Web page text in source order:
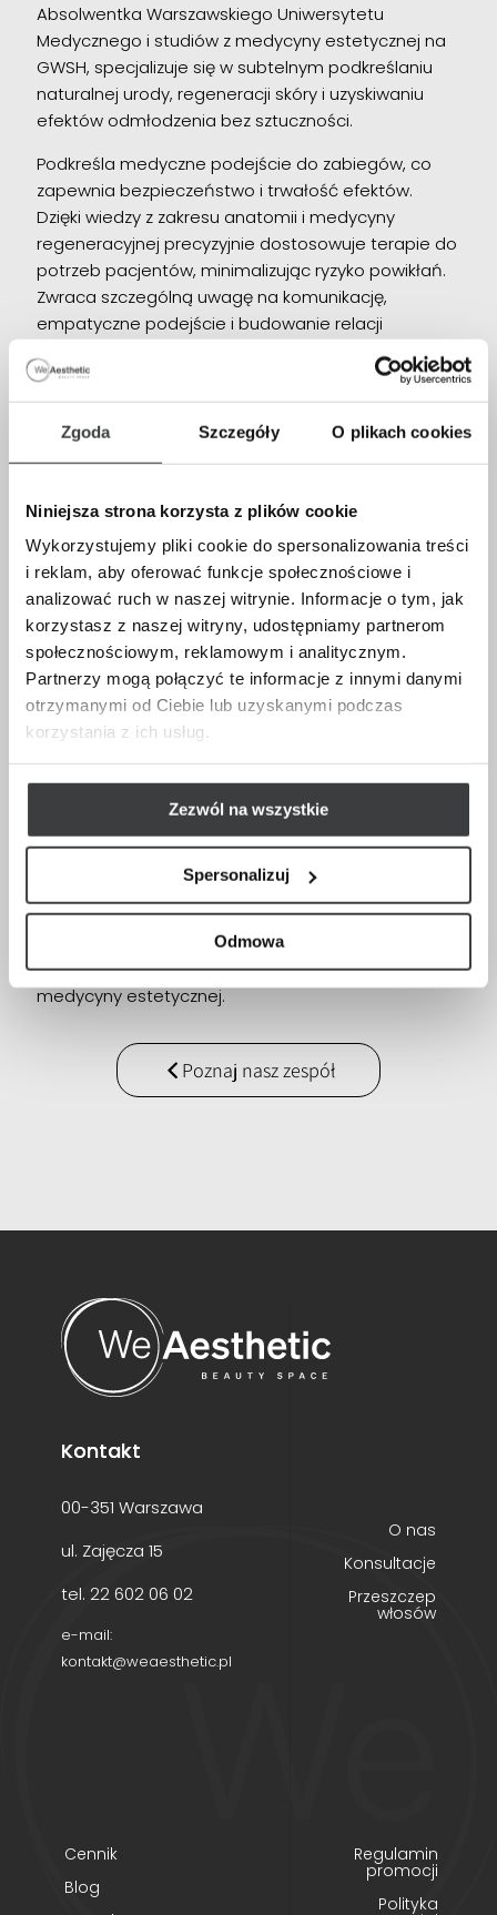
Zgoda Szczegóły O plikach cookies
Niniejsza strona korzysta z plików cookie
Wykorzystujemy pliki cookie do spersonalizowania treści
i reklam, aby oferować funkcje społecznościowe i
analizować ruch w naszej witrynie. Informacje o tym, jak
korzystasz z naszej witryny, udostępniamy partnerom
społecznościowym, reklamowym i analitycznym.
Partnerzy mogą połączyć te informacje z innymi danymi
otrzymanymi od Ciebie lub uzyskanymi podczas
korzystania z ich usług.
Zezwól na wszystkie
Spersonalizuj
Odmowa
Absolwentka Warszawskiego Uniwersytetu
Medycznego i studiów z medycyny estetycznej na
GWSH, specjalizuje się w subtelnym podkreślaniu
naturalnej urody, regeneracji skóry i uzyskiwaniu
efektów odmłodzenia bez sztuczności.
Podkreśla medyczne podejście do zabiegów, co
zapewnia bezpieczeństwo i trwałość efektów.
Dzięki wiedzy z zakresu anatomii i medycyny
regeneracyjnej precyzyjnie dostosowuje terapie do
potrzeb pacjentów, minimalizując ryzyko powikłań.
Zwraca szczególną uwagę na komunikację,
empatyczne podejście i budowanie relacji
Zwolenniczka naturalnych rezultatów, lek. Anna
Krześniak propaguje podejście, które pozwala na
podkreślenie urody bez przesadnej ingerencji w rysy
twarzy. Uważa, że kluczem do piękna jest harmonia i
subtelność, a każdy zabieg powinien być
przemyślany i dostosowany do indywidualnych
potrzeb pacjenta. Przestrzega przed
nieodpowiedzialnym korzystaniem z medycyny
estetycznej oraz wybieraniem niecertyfikowanych
specjalistów, co może prowadzić do nienaturalnych
efektów lub powikłań.
W swojej pracy chętnie korzysta z innowacyjnych
metod, takich jak laseroterapia, która łączy
nowoczesnym technologiom oferuje terapie
pozwalające na poprawę kondycji skóry, redukcję
oznak starzenia oraz uzyskanie trwałych i
naturalnych efektów. Ceniona za profesjonalizm,
dbałość o szczegóły i indywidualne podejście do
pacjentów, zdobyła opinię eksperta w dziedzinie
anti-aging, zyskując zaufanie i uznanie wielu osób,
które doceniają jej precyzję oraz pasję do
medycyny estetycznej.
Poznaj nasz zespół
Kontakt
00-351 Warszawa
ul. Zajęcza 15
tel. 22 602 06 02
e-mail:
kontakt@weaesthetic.pl
O nas
Konsultacje
Przeszczep
włosów
Cennik
Blog
Regulamin
promocji
Polityka